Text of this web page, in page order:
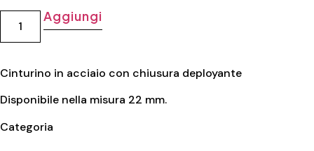
Aggiungi
Cinturino in acciaio con chiusura deployante
Disponibile nella misura 22 mm.
Categoria